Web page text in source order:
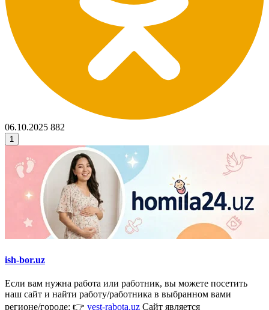
06.10.2025 882
1
ish-bor.uz
Если вам нужна работа или работник, вы можете посетить
наш сайт и найти работу/работника в выбранном вами
регионе/городе: 👉 yest-rabota.uz Сайт является